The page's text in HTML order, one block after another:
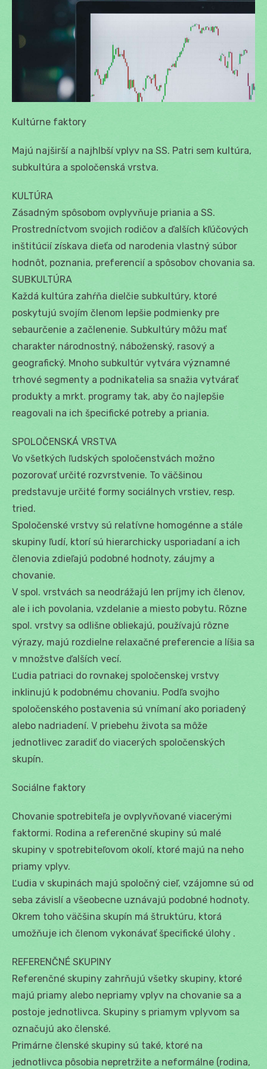
Kultúrne faktory
Majú najširší a najhlbší vplyv na SS. Patri sem kultúra,
subkultúra a spoločenská vrstva.
KULTÚRA
Zásadným spôsobom ovplyvňuje priania a SS.
Prostredníctvom svojich rodičov a ďalších kľúčových
inštitúcií získava dieťa od narodenia vlastný súbor
hodnôt, poznania, preferencií a spôsobov chovania sa.
SUBKULTÚRA
Každá kultúra zahŕňa dielčie subkultúry, ktoré
poskytujú svojím členom lepšie podmienky pre
sebaurčenie a začlenenie. Subkultúry môžu mať
charakter národnostný, náboženský, rasový a
geografický. Mnoho subkultúr vytvára významné
trhové segmenty a podnikatelia sa snažia vytvárať
produkty a mrkt. programy tak, aby čo najlepšie
reagovali na ich špecifické potreby a priania.
SPOLOČENSKÁ VRSTVA
Vo všetkých ľudských spoločenstvách možno
pozorovať určité rozvrstvenie. To väčšinou
predstavuje určité formy sociálnych vrstiev, resp.
tried.
Spoločenské vrstvy sú relatívne homogénne a stále
skupiny ľudí, ktorí sú hierarchicky usporiadaní a ich
členovia zdieľajú podobné hodnoty, záujmy a
chovanie.
V spol. vrstvách sa neodrážajú len príjmy ich členov,
ale i ich povolania, vzdelanie a miesto pobytu. Rôzne
spol. vrstvy sa odlišne obliekajú, používajú rôzne
výrazy, majú rozdielne relaxačné preferencie a líšia sa
v množstve ďalších vecí.
Ľudia patriaci do rovnakej spoločenskej vrstvy
inklinujú k podobnému chovaniu. Podľa svojho
spoločenského postavenia sú vnímaní ako poriadený
alebo nadriadení. V priebehu života sa môže
jednotlivec zaradiť do viacerých spoločenských
skupín.
Sociálne faktory
Chovanie spotrebiteľa je ovplyvňované viacerými
faktormi. Rodina a referenčné skupiny sú malé
skupiny v spotrebiteľovom okolí, ktoré majú na neho
priamy vplyv.
Ľudia v skupinách majú spoločný cieľ, vzájomne sú od
seba závislí a všeobecne uznávajú podobné hodnoty.
Okrem toho väčšina skupín má štruktúru, ktorá
umožňuje ich členom vykonávať špecifické úlohy .
REFERENČNÉ SKUPINY
Referenčné skupiny zahrňujú všetky skupiny, ktoré
majú priamy alebo nepriamy vplyv na chovanie sa a
postoje jednotlivca. Skupiny s priamym vplyvom sa
označujú ako členské.
Primárne členské skupiny sú také, ktoré na
jednotlivca pôsobia nepretržite a neformálne (rodina,